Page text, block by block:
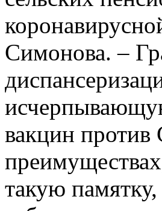
Симонова. –
вакцин
такую